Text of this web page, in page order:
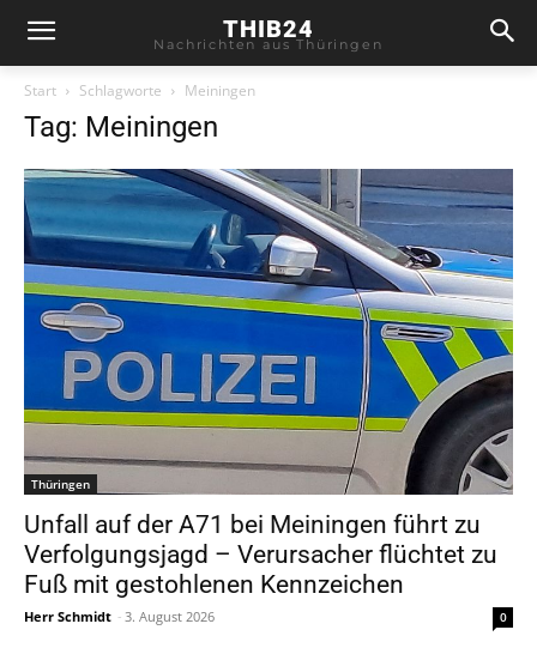
THIB24
Nachrichten aus Thüringen
Start Schlagworte Meiningen
Tag: Meiningen
Thüringen
Unfall auf der A71 bei Meiningen führt zu
Verfolgungsjagd – Verursacher flüchtet zu
Fuß mit gestohlenen Kennzeichen
Herr Schmidt - 3. August 2026 0